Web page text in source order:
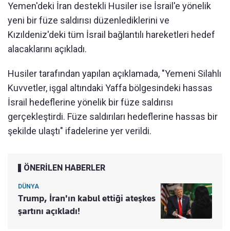
Yemen'deki İran destekli Husiler ise İsrail'e yönelik
yeni bir füze saldırısı düzenlediklerini ve
Kızıldeniz'deki tüm İsrail bağlantılı hareketleri hedef
alacaklarını açıkladı.
Husiler tarafından yapılan açıklamada, "Yemeni Silahlı
Kuvvetler, işgal altındaki Yaffa bölgesindeki hassas
İsrail hedeflerine yönelik bir füze saldırısı
gerçekleştirdi. Füze saldırıları hedeflerine hassas bir
şekilde ulaştı" ifadelerine yer verildi.
ÖNERİLEN HABERLER
DÜNYA
Trump, İran'ın kabul ettiği ateşkes
şartını açıkladı!